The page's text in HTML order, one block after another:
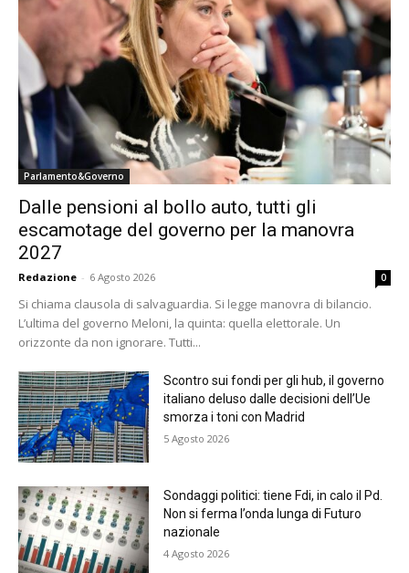
Parlamento&Governo
Dalle pensioni al bollo auto, tutti gli
escamotage del governo per la manovra
2027
Redazione - 6 Agosto 2026 0
Si chiama clausola di salvaguardia. Si legge manovra di bilancio.
L’ultima del governo Meloni, la quinta: quella elettorale. Un
orizzonte da non ignorare. Tutti...
Scontro sui fondi per gli hub, il governo
italiano deluso dalle decisioni dell’Ue
smorza i toni con Madrid
5 Agosto 2026
Sondaggi politici: tiene Fdi, in calo il Pd.
Non si ferma l’onda lunga di Futuro
nazionale
4 Agosto 2026